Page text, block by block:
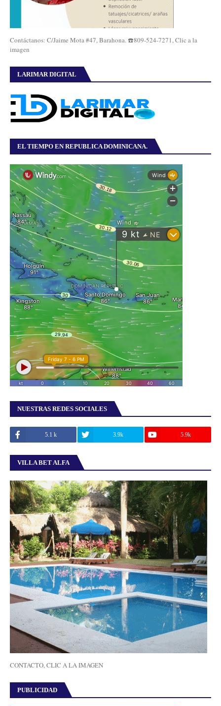
Contáctanos: C/Jaime Mota #47, Barahona. ☎️809-524-7271, Clic a la
imagen
LARIMAR DIGITAL
EL TIEMPO EN REPUBLICA DOMINICANA.
NUESTRAS REDES SOCIALES
5.1 k 3.9k 5.9k
VILLA BET ALFA
CONTACTO, CLIC A LA IMAGEN
PUBLICIDAD